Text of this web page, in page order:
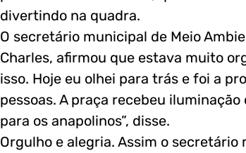
divertindo na quadra.
O secretário municipal de Meio
Charles, afirmou que estava muito
isso. Hoje eu olhei para trás e foi a
pessoas. A praça recebeu
para os anapolinos”, disse.
Orgulho e alegria. Assim o